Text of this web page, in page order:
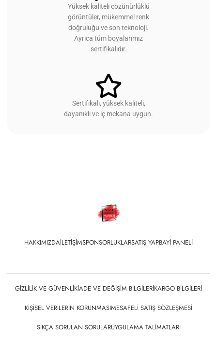
Yüksek kaliteli çözünürlüklü
görüntüler, mükemmel renk
doğruluğu ve son teknoloji.
Ayrıca tüm boyalarımız
sertifikalıdır.
Sertifikalı, yüksek kaliteli,
dayanıklı ve iç mekana uygun.
HAKKIMIZDAİLETIŞIMSPONSORLUKLARSATIŞ YAPBAYI PANELI
GIZLILIK VE GÜVENLIKİADE VE DEĞIŞIM BILGILERIKARGO BILGILERI
KIŞISEL VERILERIN KORUNMASIMESAFELI SATIŞ SÖZLEŞMESI
SIKÇA SORULAN SORULARUYGULAMA TALIMATLARI